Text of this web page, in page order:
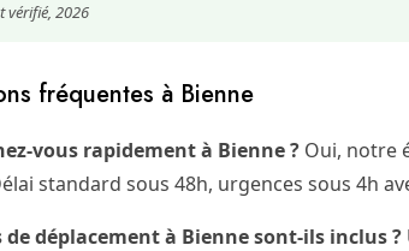
vérifié, 2026
fréquentes à Bienne
vous rapidement à Bienne ? Oui, notre
standard sous 48h, urgences sous 4h
de déplacement à Bienne sont-ils inclus ?